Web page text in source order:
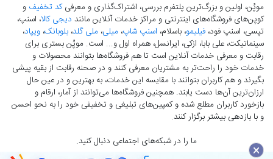
موپُن، اولین و بزرگ‌ترین پلتفرم بررسی، اشتراک‌گذاری و معرفیکد تخفیف و
کوپن‌های فروشگاه‌های اینترنتی و مراکز خدمات آنلاین مانند دیجی کالا، اسنپ،
تپسی، اسنپ فود، فیلیمو، باسلام، اسنپ شاپ، میلی، ملی گلد، بلوبانک، ویپاد،
سینماتیکت، علی بابا، ازکی، ایرانسل، همراه اول و... است. موپُن بستری برای
رقابت و معرفی خدمات آنلاین است تا هم فروشگاه‌ها بتوانند محصولات و
خدمات خود را راحت‌تر به مشتریان معرفی کنند و در صحنه رقابت از بقیه پیشی
بگیرند و هم کاربران بتوانند با مقایسه این خدمات، به بهترین و در عین حال
ارزان‌ترین آن‌ها دست‌ یابند. همچنین فروشگاه‌ها می‌توانند از آمار، ارقام و
بازخورد کاربران مطلع شده و کمپین‌های تبلیغی و تخفیفی خود را به نحو احسن
و با بازدهی بیشتر برگزار کنند.
ما را در شبکه‌های اجتماعی دنبال کنید.
×